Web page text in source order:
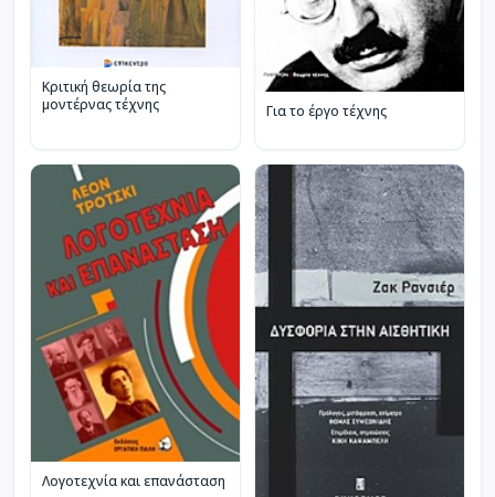
Κριτική θεωρία της
μοντέρνας τέχνης
Για το έργο τέχνης
Λογοτεχνία και επανάσταση